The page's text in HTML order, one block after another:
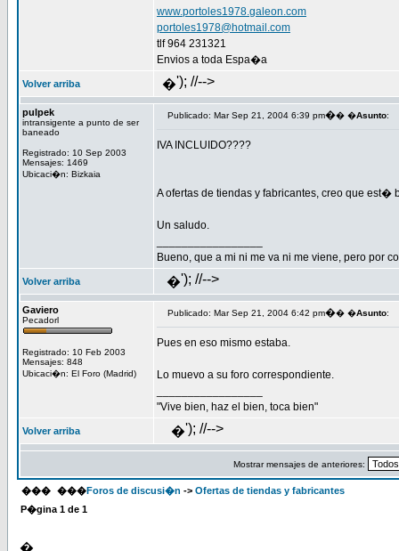
www.portoles1978.galeon.com
portoles1978@hotmail.com
tlf 964 231321
Envios a toda Espa�a
Volver arriba �'); //-->
pulpek
intransigente a punto de ser
baneado
Registrado: 10 Sep 2003
Mensajes: 1469
Ubicaci�n: Bizkaia
Publicado: Mar Sep 21, 2004 6:39 pm�� �Asunto:
IVA INCLUIDO????
A ofertas de tiendas y fabricantes, creo que est�
Un saludo.
Bueno, que a mi ni me va ni me viene, pero por
Volver arriba �'); //-->
Gaviero
Pecadorl
Registrado: 10 Feb 2003
Mensajes: 848
Ubicaci�n: El Foro (Madrid)
Publicado: Mar Sep 21, 2004 6:42 pm�� �Asunto:
Pues en eso mismo estaba.
Lo muevo a su foro correspondiente.
"Vive bien, haz el bien, toca bien"
Volver arriba �'); //-->
Mostrar mensajes de anteriores:
��� ���Foros de discusi�n -> Ofertas de tiendas y fabricantes
P�gina 1 de 1
�